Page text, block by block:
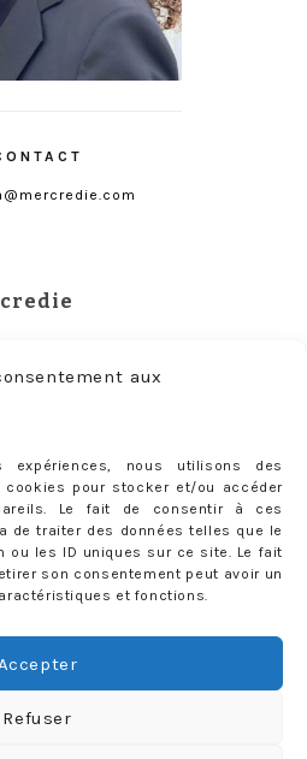
aux
expériences, nous utilisons des
pour stocker et/ou accéder
Le fait de consentir à ces
de traiter des données telles que le
ou les ID uniques sur ce site. Le fait
son consentement peut avoir un
et fonctions.
Accepter
Refuser